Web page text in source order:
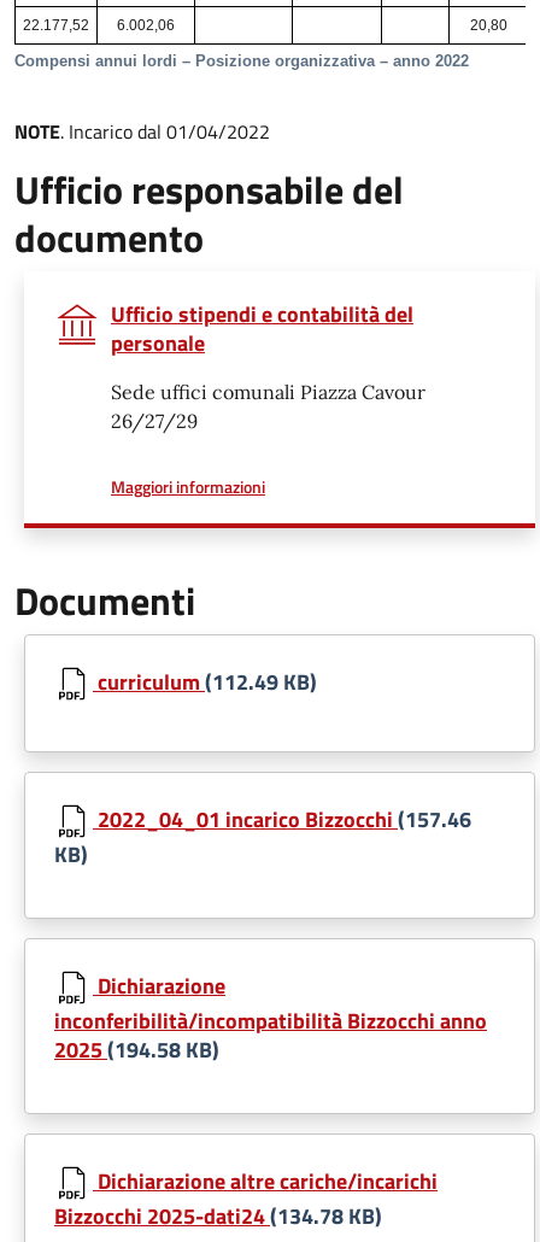
Compensi annui lordi – Posizione organizzativa – anno 2022
22.177,52 6.002,06 20,80
NOTE. Incarico dal 01/04/2022
Ufficio responsabile del
documento
Ufficio stipendi e contabilità del
personale
Sede uffici comunali Piazza Cavour
26/27/29
Maggiori informazionia proposito di
Documenti
curriculum(112.49 KB)
2022_04_01 incarico Bizzocchi(157.46
KB)
Dichiarazione
inconferibilità/incompatibilità Bizzocchi anno
2025(194.58 KB)
Dichiarazione altre cariche/incarichi
Bizzocchi 2025-dati24(134.78 KB)